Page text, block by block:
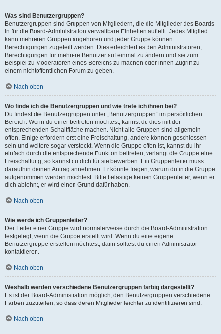
Was sind Benutzergruppen?
Benutzergruppen sind Gruppen von Mitgliedern, die die Mitglieder des Boards
in für die Board-Administration verwaltbare Einheiten aufteilt. Jedes Mitglied
kann mehreren Gruppen angehören und jeder Gruppe können
Berechtigungen zugeteilt werden. Dies erleichtert es den Administratoren,
Berechtigungen für mehrere Benutzer auf einmal zu ändern und sie zum
Beispiel zu Moderatoren eines Bereichs zu machen oder ihnen Zugriff zu
einem nichtöffentlichen Forum zu geben.
Nach oben
Wo finde ich die Benutzergruppen und wie trete ich ihnen bei?
Du findest die Benutzergruppen unter „Benutzergruppen“ im persönlichen
Bereich. Wenn du einer beitreten möchtest, kannst du dies mit der
entsprechenden Schaltfläche machen. Nicht alle Gruppen sind allgemein
offen. Einige erfordern erst eine Freischaltung, andere können geschlossen
sein und weitere sogar versteckt. Wenn die Gruppe offen ist, kannst du ihr
einfach durch die entsprechende Funktion beitreten; verlangt die Gruppe eine
Freischaltung, so kannst du dich für sie bewerben. Ein Gruppenleiter muss
daraufhin deinen Antrag annehmen. Er könnte fragen, warum du in die Gruppe
aufgenommen werden möchtest. Bitte belästige keinen Gruppenleiter, wenn er
dich ablehnt, er wird einen Grund dafür haben.
Nach oben
Wie werde ich Gruppenleiter?
Der Leiter einer Gruppe wird normalerweise durch die Board-Administration
festgelegt, wenn die Gruppe erstellt wird. Wenn du eine eigene
Benutzergruppe erstellen möchtest, dann solltest du einen Administrator
kontaktieren.
Nach oben
Weshalb werden verschiedene Benutzergruppen farbig dargestellt?
Es ist der Board-Administration möglich, den Benutzergruppen verschiedene
Farben zuzuteilen, so dass deren Mitglieder leichter zu identifizieren sind.
Nach oben